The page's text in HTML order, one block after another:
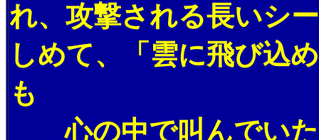
れ、攻撃される長いシ
しめて、「雲に飛び込
も
心の中で叫んでいた